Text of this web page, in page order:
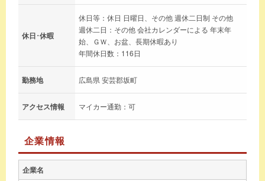
休日･休暇
休日等：休日 日曜日、その他 週休二日制 その他
週休二日：その他 会社カレンダーによる 年末年
始、ＧＷ、お盆、長期休暇あり
年間休日数：116日
勤務地 広島県 安芸郡坂町
アクセス情報 マイカー通勤：可
企業情報
企業名